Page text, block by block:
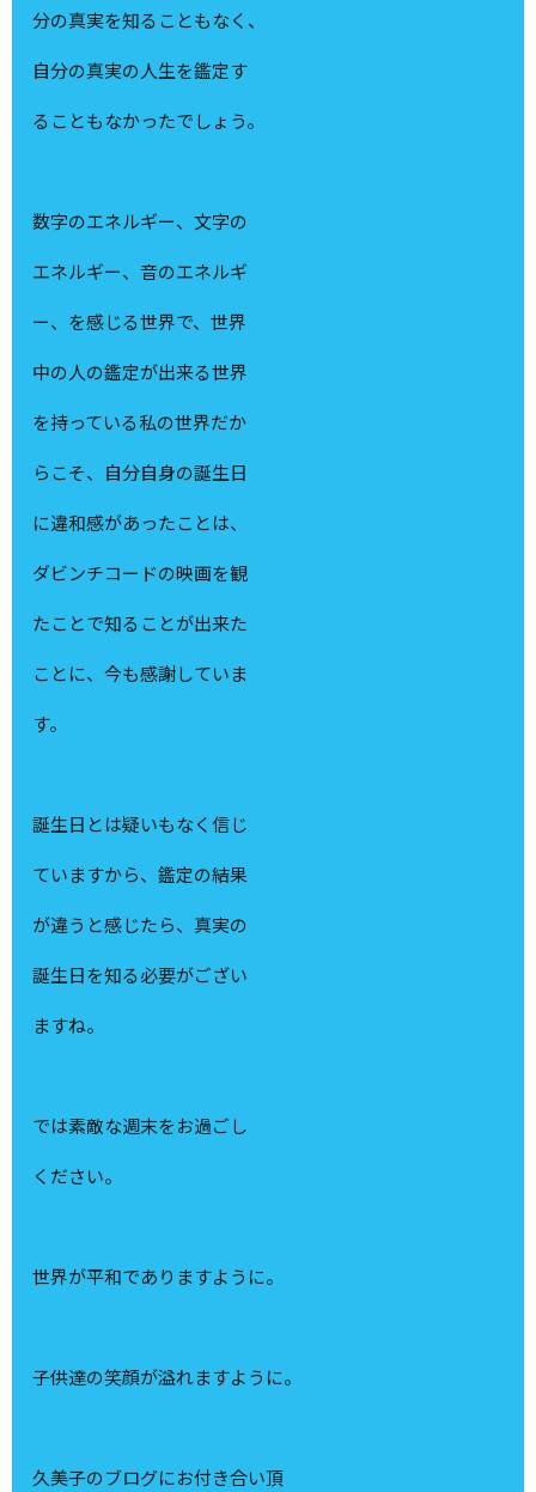
分の真実を知ることもなく、
自分の真実の人生を鑑定す
ることもなかったでしょう。
数字のエネルギー、文字の
エネルギー、音のエネルギ
ー、を感じる世界で、世界
中の人の鑑定が出来る世界
を持っている私の世界だか
らこそ、自分自身の誕生日
に違和感があったことは、
ダビンチコードの映画を観
たことで知ることが出来た
ことに、今も感謝していま
す。
誕生日とは疑いもなく信じ
ていますから、鑑定の結果
が違うと感じたら、真実の
誕生日を知る必要がござい
ますね。
では素敵な週末をお過ごし
ください。
世界が平和でありますように。
子供達の笑顔が溢れますように。
久美子のブログにお付き合い頂